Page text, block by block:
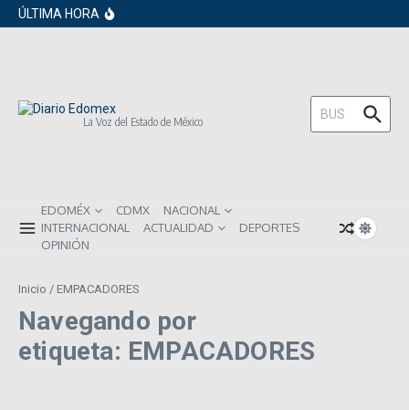
Saltar al contenido
ÚLTIMA HORA
inversionistas extranjeros; emite nueva
comunes entre los mexicanos
La Voz del Estado de México
Buscar:
EDOMÉX CDMX
NACIONAL
INTERNACIONAL
ACTUALIDAD
DEPORTES
OPINIÓN
Inicio / EMPACADORES
Navegando por
etiqueta: EMPACADORES